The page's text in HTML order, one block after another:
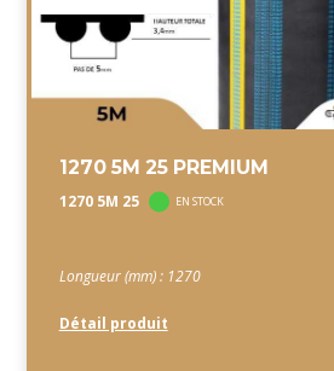
1270 5M 25 PREMIUM
1270 5M 25 EN STOCK
Longueur (mm) : 1270
Détail produit